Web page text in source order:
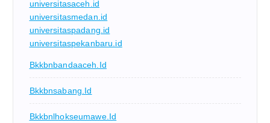
universitasaceh.id
universitasmedan.id
universitaspadang.id
universitaspekanbaru.id
Bkkbnbandaaceh.id
Bkkbnsabang.id
Bkkbnlhokseumawe.id